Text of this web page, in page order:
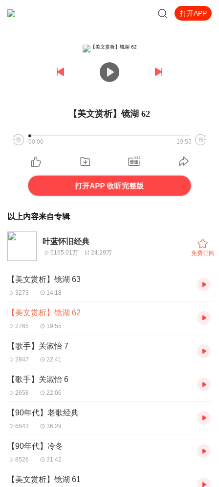
打开APP
【美文赏析】镜湖 62
00:00 19:55
打开APP 收听完整版
以上内容来自专辑
叶蓝怀旧经典
5165.01万 24.29万 免费订阅
【美文赏析】镜湖 63
3273 14:18
【美文赏析】镜湖 62
2765 19:55
【歌手】关淑怡 7
2847 22:41
【歌手】关淑怡 6
2658 22:06
【90年代】老歌经典
6843 36:29
【90年代】冷冬
8526 31:42
【美文赏析】镜湖 61